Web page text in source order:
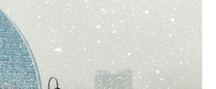
92 автобензин тогтмол нийлүүлэх
хоншоорт могойд хатгуулахаас